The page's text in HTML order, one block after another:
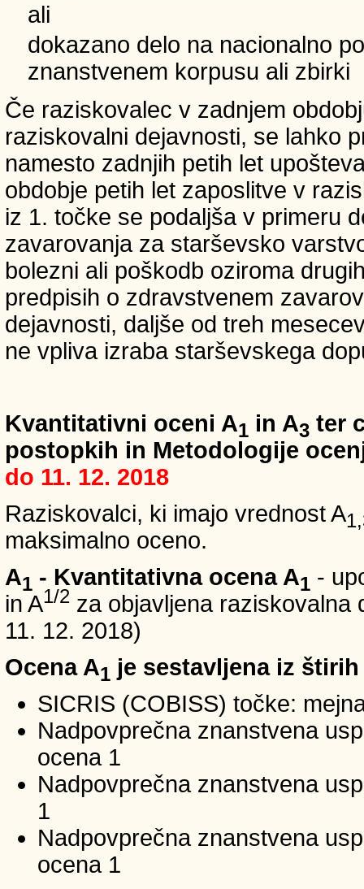
ali
dokazano delo na nacionalno
znanstvenem korpusu ali zbirki
Če raziskovalec v zadnjem
raziskovalni dejavnosti, se lahko
namesto zadnjih petih let
obdobje petih let zaposlitve v
iz 1. točke se podaljša v primeru
zavarovanja za starševsko
bolezni ali poškodb oziroma
predpisih o zdravstvenem
dejavnosti, daljše od treh
ne vpliva izraba starševskega
Kvantitativni oceni A1 in A3 ter
postopkih in Metodologije
do 11. 12. 2018
Raziskovalci, ki imajo vrednost A
maksimalno oceno.
A1 - Kvantitativna ocena A1 -
in A1/2 za objavljena raziskovalna
11. 12. 2018)
Ocena A1 je sestavljena iz
SICRIS (COBISS) točke:
Nadpovprečna znanstvena
ocena 1
Nadpovprečna znanstvena
1
Nadpovprečna znanstvena
ocena 1